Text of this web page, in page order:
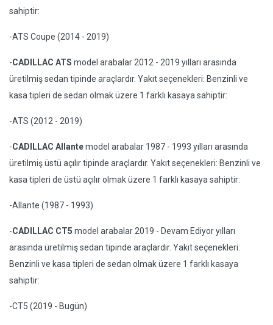
sahiptir:
-ATS Coupe (2014 - 2019)
-CADILLAC ATS model arabalar 2012 - 2019 yılları arasında
üretilmiş sedan tipinde araçlardır. Yakıt seçenekleri: Benzinli ve
kasa tipleri de sedan olmak üzere 1 farklı kasaya sahiptir:
-ATS (2012 - 2019)
-CADILLAC Allantemodel arabalar 1987 - 1993 yılları arasında
üretilmiş üstü açılır tipinde araçlardır. Yakıt seçenekleri: Benzinli ve
kasa tipleri de üstü açılır olmak üzere 1 farklı kasaya sahiptir:
-Allante (1987 - 1993)
-CADILLAC CT5 model arabalar 2019 - Devam Ediyor yılları
arasında üretilmiş sedan tipinde araçlardır. Yakıt seçenekleri:
Benzinli ve kasa tipleri de sedan olmak üzere 1 farklı kasaya
sahiptir:
-CT5 (2019 - Bugün)